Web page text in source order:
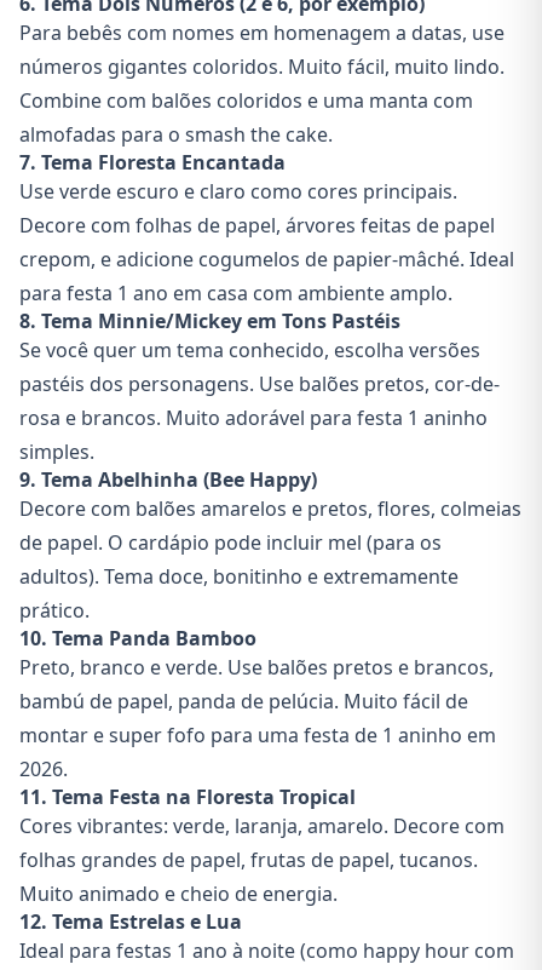
Para bebês com nomes em homenagem a datas, use
números gigantes coloridos. Muito fácil, muito lindo.
Combine com balões coloridos e uma manta com
almofadas para o smash the cake.
7. Tema Floresta Encantada
Use verde escuro e claro como cores principais.
Decore com folhas de papel, árvores feitas de papel
crepom, e adicione cogumelos de papier-mâché. Ideal
para festa 1 ano em casa com ambiente amplo.
8. Tema Minnie/Mickey em Tons Pastéis
Se você quer um tema conhecido, escolha versões
pastéis dos personagens. Use balões pretos, cor-de-
rosa e brancos. Muito adorável para festa 1 aninho
simples.
9. Tema Abelhinha (Bee Happy)
Decore com balões amarelos e pretos, flores, colmeias
de papel. O cardápio pode incluir mel (para os
adultos). Tema doce, bonitinho e extremamente
prático.
10. Tema Panda Bamboo
Preto, branco e verde. Use balões pretos e brancos,
bambú de papel, panda de pelúcia. Muito fácil de
montar e super fofo para uma festa de 1 aninho em
2026.
11. Tema Festa na Floresta Tropical
Cores vibrantes: verde, laranja, amarelo. Decore com
folhas grandes de papel, frutas de papel, tucanos.
Muito animado e cheio de energia.
12. Tema Estrelas e Lua
Ideal para festas 1 ano à noite (como happy hour com